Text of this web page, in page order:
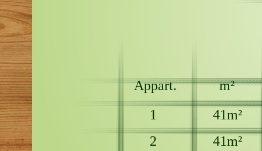
Appart.
m²
1
41m²
2
41m²